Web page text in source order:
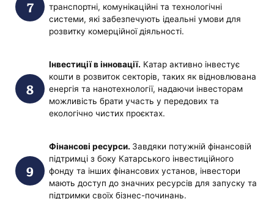
транспортні, комунікаційні та технологічні
системи, які забезпечують ідеальні умови для
розвитку комерційної діяльності.
Інвестиції в інновації. Катар активно інвестує
кошти в розвиток секторів, таких як відновлювана
енергія та нанотехнології, надаючи інвесторам
можливість брати участь у передових та
екологічно чистих проєктах.
Фінансові ресурси. Завдяки потужній фінансовій
підтримці з боку Катарського інвестиційного
фонду та інших фінансових установ, інвестори
мають доступ до значних ресурсів для запуску та
підтримки своїх бізнес-починань.